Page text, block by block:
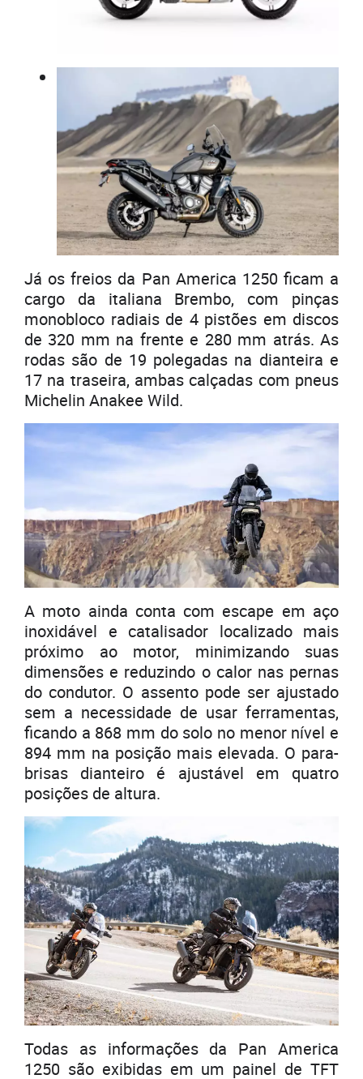
Já os freios da Pan America 1250 ficam a
cargo da italiana Brembo, com pinças
monobloco radiais de 4 pistões em discos
de 320 mm na frente e 280 mm atrás. As
rodas são de 19 polegadas na dianteira e
17 na traseira, ambas calçadas com pneus
Michelin Anakee Wild.
A moto ainda conta com escape em aço
inoxidável e catalisador localizado mais
próximo ao motor, minimizando suas
dimensões e reduzindo o calor nas pernas
do condutor. O assento pode ser ajustado
sem a necessidade de usar ferramentas,
ficando a 868 mm do solo no menor nível e
894 mm na posição mais elevada. O para-
brisas dianteiro é ajustável em quatro
posições de altura.
Todas as informações da Pan America
1250 são exibidas em um painel de TFT